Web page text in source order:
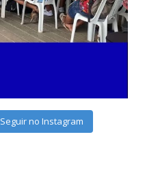
Seguir no Instagram